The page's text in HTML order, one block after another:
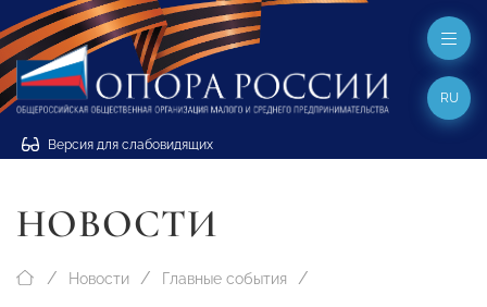
Версия для слабовидящих
RU
НОВОСТИ
Новости Главные события